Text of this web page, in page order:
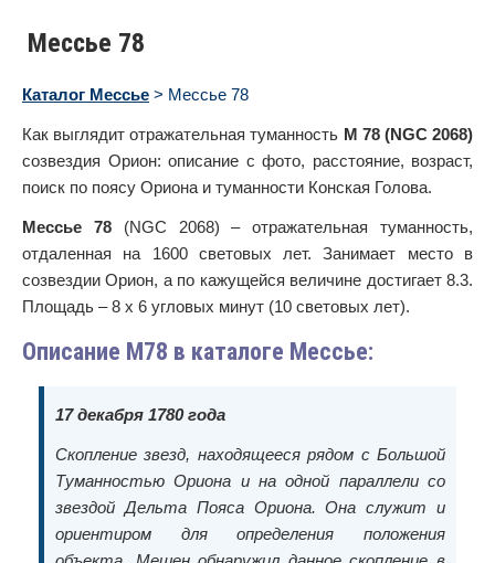
Мессье 78
Каталог Мессье > Мессье 78
Как выглядит отражательная туманность М 78 (NGC 2068)
созвездия Орион: описание с фото, расстояние, возраст,
поиск по поясу Ориона и туманности Конская Голова.
Мессье 78(NGC 2068) – отражательная туманность,
отдаленная на 1600 световых лет. Занимает место в
созвездии Орион, а по кажущейся величине достигает 8.3.
Площадь – 8 х 6 угловых минут (10 световых лет).
Описание M78 в каталоге Мессье:
17 декабря 1780 года
Скопление звезд, находящееся рядом с Большой
Туманностью Ориона и на одной параллели со
звездой Дельта Пояса Ориона. Она служит и
ориентиром для определения положения